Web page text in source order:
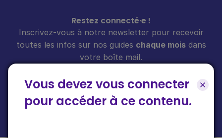
Vous devez vous connecter
pour accéder à ce contenu.
Restez connecté·e !
Inscrivez-vous à notre newsletter pour recevoir
toutes les infos sur nos guides chaque moisdans
votre boîte mail.
En cliquant sur "s'inscrire", vous acceptez de recevoir notre newsletter.